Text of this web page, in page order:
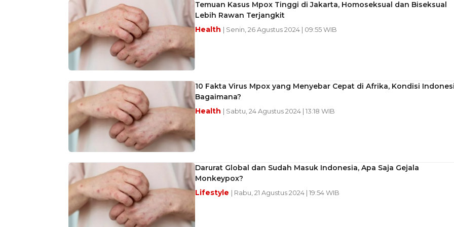
Temuan Kasus Mpox Tinggi di Jakarta, Homoseksual dan Biseksual
Lebih Rawan Terjangkit
Health | Senin, 26 Agustus 2024 | 09:55 WIB
10 Fakta Virus Mpox yang Menyebar Cepat di Afrika, Kondisi
Bagaimana?
Health | Sabtu, 24 Agustus 2024 | 13:18 WIB
Darurat Global dan Sudah Masuk Indonesia, Apa Saja Gejala
Monkeypox?
Lifestyle | Rabu, 21 Agustus 2024 | 19:54 WIB